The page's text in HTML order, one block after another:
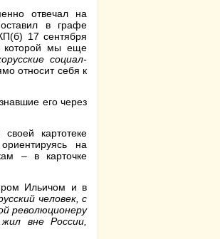
отвечал на
в графе
17 сентября
которой мы еще
социал-
относит себя к
его через
картотеке
на
– в карточке
Ильичом и в
человек, с
революционеру
вне России,